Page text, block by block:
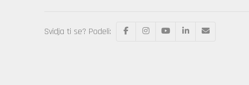
Svidja ti se? Podeli: